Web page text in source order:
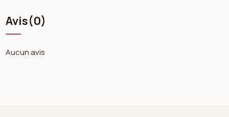
Avis(0)
Aucun avis